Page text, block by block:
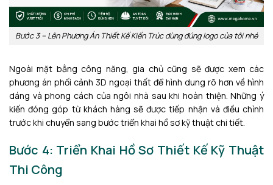
Bước 3 – Lên Phương Án Thiết Kế Kiến Trúc dùng đúng logo của tôi nhé
Ngoài mặt bằng công năng, gia chủ cũng sẽ được xem các
phương án phối cảnh 3D ngoại thất để hình dung rõ hơn về hình
dáng và phong cách của ngôi nhà sau khi hoàn thiện. Những ý
kiến đóng góp từ khách hàng sẽ được tiếp nhận và điều chỉnh
trước khi chuyển sang bước triển khai hồ sơ kỹ thuật chi tiết.
Bước 4: Triển Khai Hồ Sơ Thiết Kế Kỹ Thuật
Thi Công